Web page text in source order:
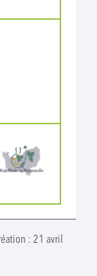
: 21 avril